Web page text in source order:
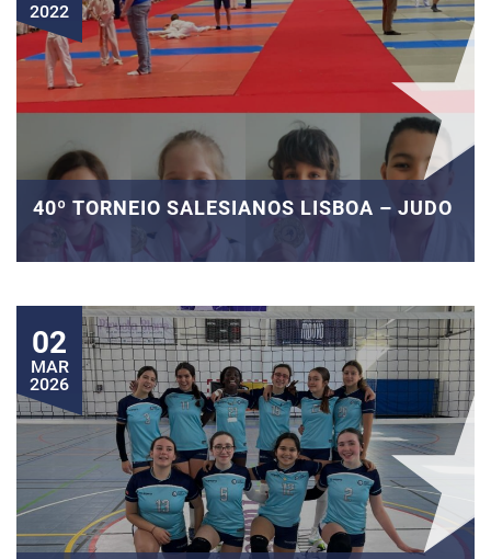
2022
40º TORNEIO SALESIANOS LISBOA – JUDO
02
MAR
2026